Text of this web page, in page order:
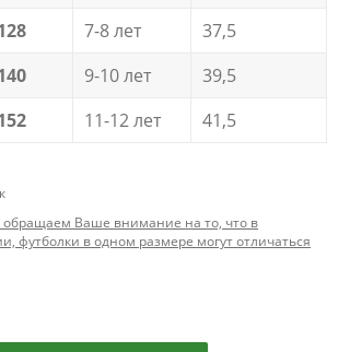
7-8 лет
37,5
9-10 лет
39,5
11-12 лет 41,5
Ваше внимание на то, что в
футболки в одном размере могут отличаться